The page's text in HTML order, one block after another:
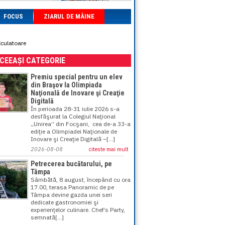
FOCUS ZIARUL DE MÂINE
CATEGORIE
Premiu special pentru un elev
din Braşov la Olimpiada
Naţională de Inovare şi Creaţie
Digitală
În perioada 28-31 iulie 2026 s-a
desfăşurat la Colegiul Naţional
„Unirea” din Focşani, cea de-a 33-a
ediţie a Olimpiadei Naţionale de
Inovare şi Creaţie Digitală –[...]
2026-08-08 citeste mai mult
Petrecerea bucătarului, pe
Tâmpa
Sâmbătă, 8 august, începând cu ora
17.00, terasa Panoramic de pe
Tâmpa devine gazda unei seri
dedicate gastronomiei şi
experienţelor culinare. Chef’s Party,
semnată[...]